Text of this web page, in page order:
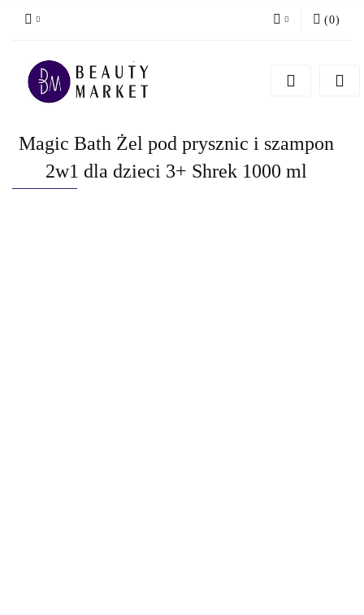
Zarejestruj się
(0)
Magic Bath Żel pod prysznic i szampon
2w1 dla dzieci 3+ Shrek 1000 ml